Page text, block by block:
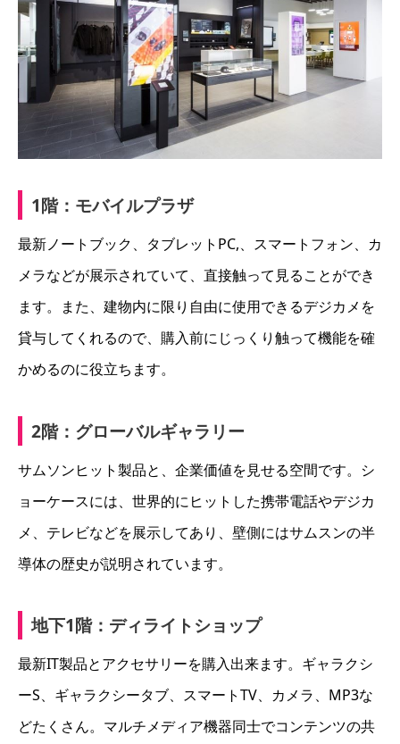
1階：モバイルプラザ
最新ノートブック、タブレットPC,、スマートフォン、カ
メラなどが展示されていて、直接触って見ることができ
ます。また、建物内に限り自由に使用できるデジカメを
貸与してくれるので、購入前にじっくり触って機能を確
かめるのに役立ちます。
2階：グローバルギャラリー
サムソンヒット製品と、企業価値を見せる空間です。シ
ョーケースには、世界的にヒットした携帯電話やデジカ
メ、テレビなどを展示してあり、壁側にはサムスンの半
導体の歴史が説明されています。
地下1階：ディライトショップ
最新IT製品とアクセサリーを購入出来ます。ギャラクシ
ーS、ギャラクシータブ、スマートTV、カメラ、MP3な
どたくさん。マルチメディア機器同士でコンテンツの共